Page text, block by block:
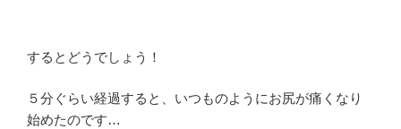
するとどうでしょう！
５分ぐらい経過すると、いつものようにお尻が痛くなり
始めたのです…